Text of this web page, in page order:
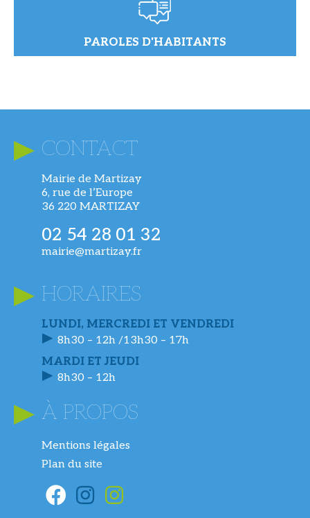
PAROLES D'HABITANTS
CONTACT
Mairie de Martizay
6, rue de l’Europe
36 220 MARTIZAY
02 54 28 01 32
mairie@martizay.fr
HORAIRES
LUNDI, MERCREDI ET VENDREDI
8h30 – 12h /13h30 – 17h
MARDI ET JEUDI
8h30 – 12h
À PROPOS
Mentions légales
Plan du site